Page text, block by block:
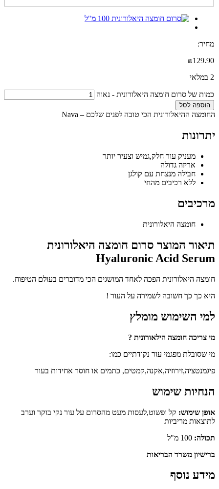
מחיר:
₪129.90
2 במלאי
כמות של סרום חומצה היאלורונית - נאוה
הוספה לסל
החומצה ההיאלורונית הכי טובה לפנים שלכם – Nava
יתרונות
מעניק עור חלק,גמיש וצעיר יותר
אריזה גדולה
חבילה מנצחת עם קולגן
ללא רכיבים מהחי
מרכיבים
חומצה היאלורונית
תיאור המוצר סרום חומצה היאלורונית
Hyaluronic Acid Serum
חומצה היאלורונית הפכה לאחד המושגים הכי מדוברים בעולם הטיפוח.
היא כך כך חשובה לשמירה על העור !
למי השימוש מומלץ
מי צריכה חומצה הילאורונית ?
מי שסובלת מפגמי עור נקודתיים כמו:
פיגמנטציה,זירוזיה,אקנה,קמטים, כתמים או חוסר אחידות בעור
הנחיות שימוש
אופן שימוש: קל ופשוט,לעסות מעט מהסרום על עור נקי בוקר וערב
לתוצאות מריביות
תכולה:
ברישיון משרד הבריאות
מידע נוסף